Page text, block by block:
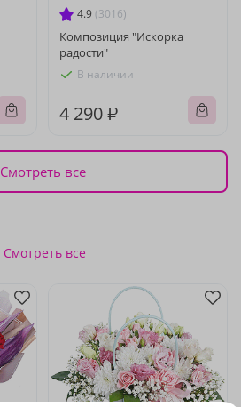
4.9 (3016)
Композиция "Искорка
радости"
В наличии
4 290 ₽
Смотреть все
Смотреть все